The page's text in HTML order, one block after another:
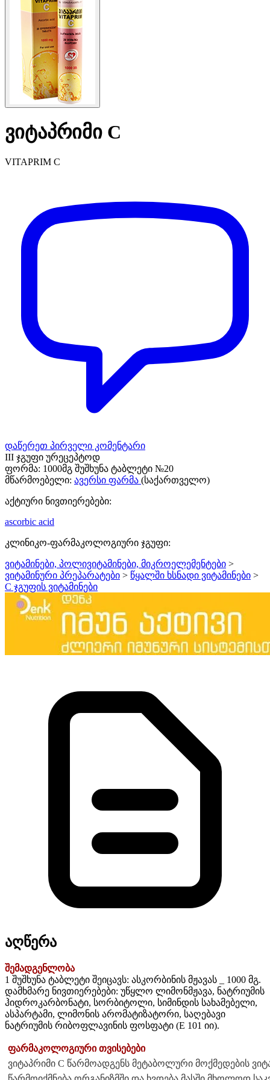
ვიტაპრიმი C
VITAPRIM C
დაწერეთ პირველი კომენტარი
III ჯგუფი ურეცეპტოდ
ფორმა: 1000მგ შუშხუნა ტაბლეტი №20
მწარმოებელი: ავერსი ფარმა (საქართველო)
აქტიური ნივთიერებები:
ascorbic acid
კლინიკო-ფარმაკოლოგიური ჯგუფი:
ვიტამინები, პოლივიტამინები, მიკროელემენტები >
ვიტამინური პრეპარატები > წყალში ხსნადი ვიტამინები >
C ჯგუფის ვიტამინები
აღწერა
შემადგენლობა
1 შუშხუნა ტაბლეტი შეიცავს: ასკორბინის მჟავას _ 1000 მგ.
დამხმარე ნივთიერებები: უწყლო ლიმონმჟავა, ნატრიუმის
ჰიდროკარბონატი, სორბიტოლი, სიმინდის სახამებელი,
ასპარტამი, ლიმონის არომატიზატორი, საღებავი
ნატრიუმის რიბოფლავინის ფოსფატი (E 101 იი).
ფარმაკოლოგიური თვისებები
ვიტაპრიმი C წარმოადგენს მეტაბოლური მოქმედების